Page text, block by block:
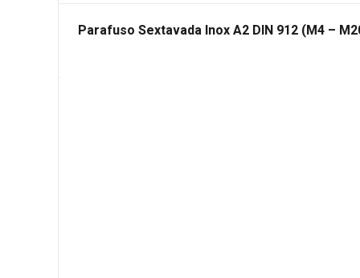
Parafuso Sextavada Inox A2 DIN 912 (M4 –